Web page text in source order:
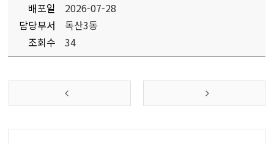
배포일
2026-07-28
담당부서
독산3동
조회수
34